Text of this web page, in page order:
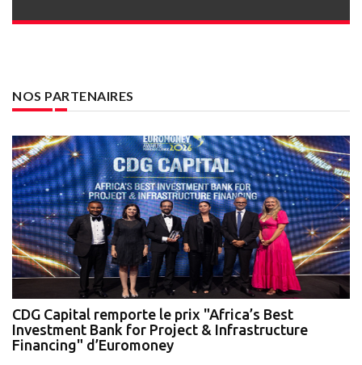
NOS PARTENAIRES
CDG Capital remporte le prix "Africa’s Best
Investment Bank for Project & Infrastructure
Financing" d’Euromoney